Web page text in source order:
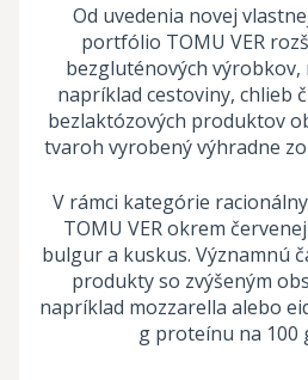
Od uvedenia novej
portfólio TOMU VER
bezgluténových
napríklad cestoviny, chlieb
bezlaktózových produktov
tvaroh vyrobený výhradne
V rámci kategórie
TOMU VER okrem
bulgur a kuskus. Významnú
produkty so zvýšeným
napríklad mozzarella alebo
g proteínu na 100